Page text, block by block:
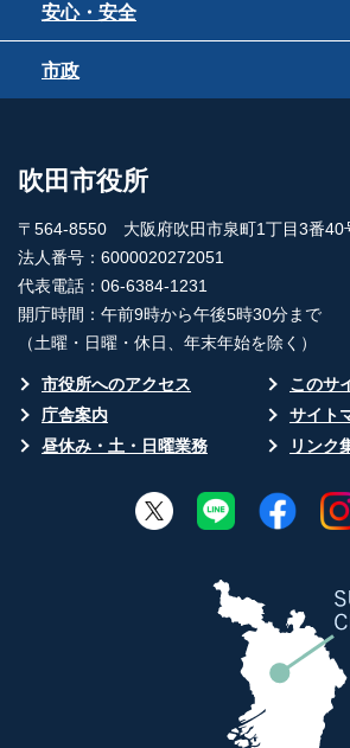
安心・安全
市政
吹田市役所
〒564-8550 大阪府吹田市泉町1丁目3番40
法人番号：6000020272051
代表電話：06-6384-1231
開庁時間：午前9時から午後5時30分まで
（土曜・日曜・休日、年末年始を除く）
市役所へのアクセス
このサ
庁舎案内
サイト
昼休み・土・日曜業務
リンク